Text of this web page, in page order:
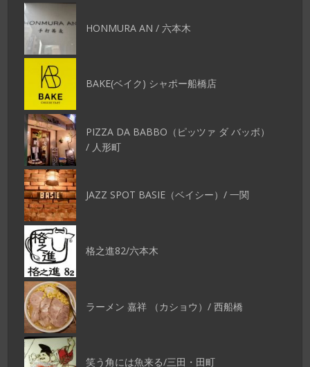
HONMURA AN / 六本木
BAKE(ベイク) シャポー船橋店
PIZZA DA BABBO（ピッツァ ダ バッボ）
/ 人形町
JAZZ SPOT BASIE（ベイシー）/ 一関
格之進82/六本木
ラーメン 嘉祥 （カショウ）/ 西船橋
笑う角には魚来る/三田・田町